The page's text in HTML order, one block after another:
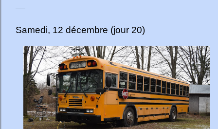
Samedi, 12 décembre (jour 20)